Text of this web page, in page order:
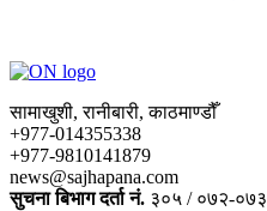
सामाखुशी, रानीबारी, काठमाण्डौँ
+977-014355338
+977-9810141879
news@sajhapana.com
सुचना बिभाग दर्ता नं. ३०५ / ०७२-०७३